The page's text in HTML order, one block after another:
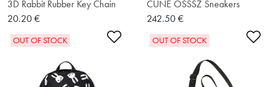
3D Rabbit Rubber Key Chain
20.20 €
CUNE OSSSZ Sneakers
242.50 €
Ajouter à la liste de souhaits
OUT OF STOCK OUT OF STOCK